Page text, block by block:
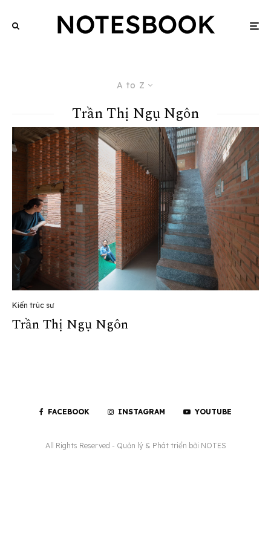
A to Z
Trần Thị Ngụ Ngôn
Kiến trúc sư
Trần Thị Ngụ Ngôn
FACEBOOK INSTAGRAM YOUTUBE
All Rights Reserved - Quản lý & Phát triển bởi NOTES